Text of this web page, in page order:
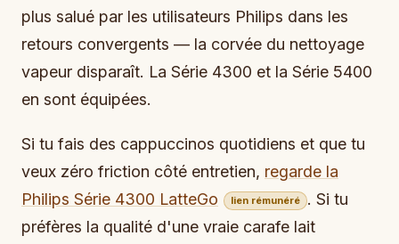
plus salué par les utilisateurs Philips dans les
retours convergents — la corvée du nettoyage
vapeur disparaît. La Série 4300 et la Série 5400
en sont équipées.
Si tu fais des cappuccinos quotidiens et que tu
veux zéro friction côté entretien, regarde la
Philips Série 4300 LatteGo
lien rémunéré
. Si tu
préfères la qualité d'une vraie carafe lait